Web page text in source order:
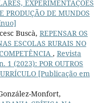
EXPERIMENTAÇÕES
PRODUÇÃO DE MUNDOS
Buscà, REPENSAR OS
ESCOLAS RURAIS NO
, Revista
(2023): POR OUTROS
[Publicação em
Monfort,